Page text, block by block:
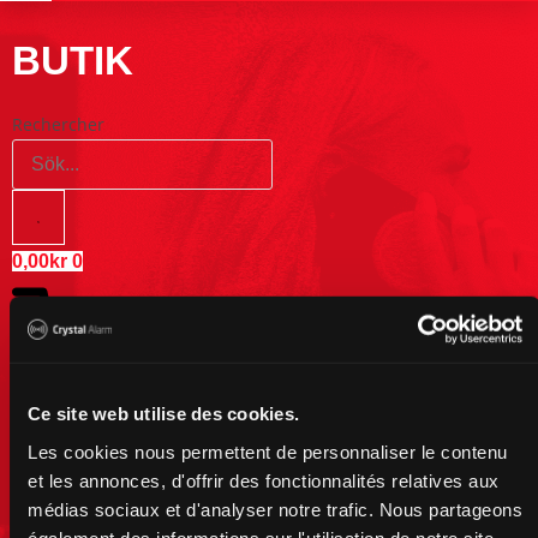
Ce site web utilise des cookies.
Les cookies nous permettent de personnaliser le contenu
et les annonces, d'offrir des fonctionnalités relatives aux
médias sociaux et d'analyser notre trafic. Nous partageons
BUTIK
Rechercher
0,00kr 0
Panier